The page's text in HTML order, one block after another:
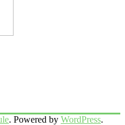
. Powered by WordPress.